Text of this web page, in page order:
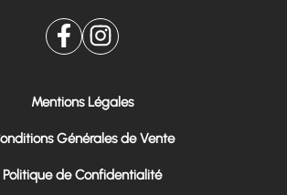
Mentions Légales
Générales de Vente
Politique de Confidentialité